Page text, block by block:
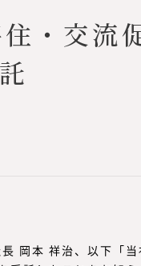
・交流
岡本 祥治、以下「